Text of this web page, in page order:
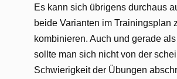
Es kann sich übrigens durchaus
beide Varianten im Trainingsplan
kombinieren. Auch und gerade
sollte man sich nicht von der
Schwierigkeit der Übungen